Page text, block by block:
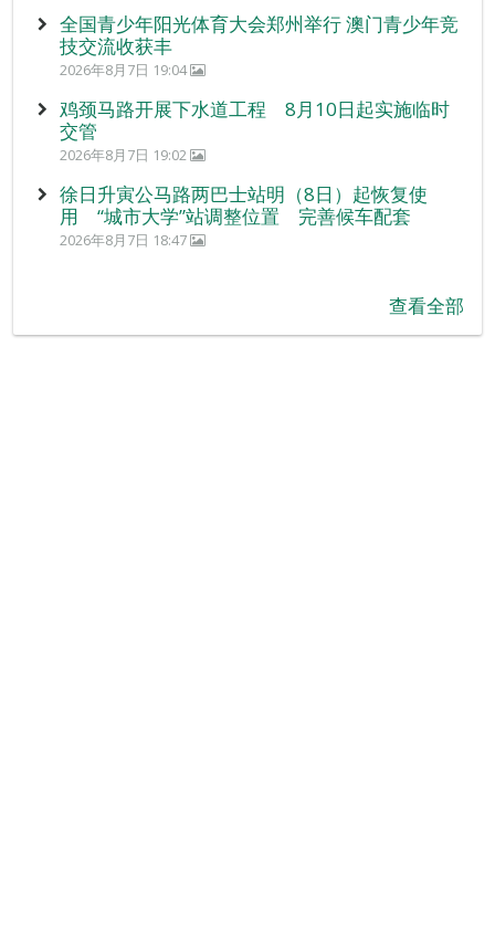
全国青少年阳光体育大会郑州举行 澳门青少年竞
技交流收获丰
2026年8月7日 19:04
鸡颈马路开展下水道工程 8月10日起实施临时
交管
2026年8月7日 19:02
徐日升寅公马路两巴士站明（8日）起恢复使
用 “城市大学”站调整位置 完善候车配套
2026年8月7日 18:47
查看全部